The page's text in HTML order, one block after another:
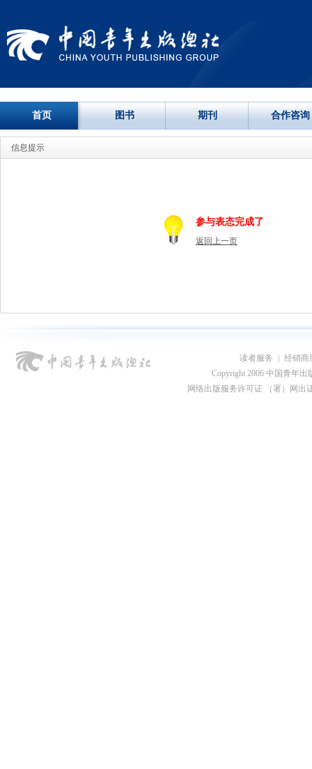
首页 图书 期刊 合作咨询
信息提示
参与表态完成了
返回上一页
读者服务
经销商
Copyright 2006 中国青年出
网络出版服务许可证 （署）网出